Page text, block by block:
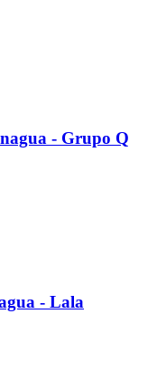
- Grupo Q
- Lala